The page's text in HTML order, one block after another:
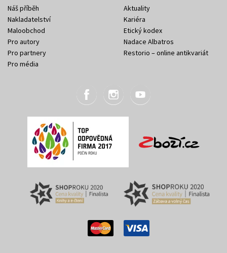
Náš příběh
Nakladatelství
Maloobchod
Pro autory
Pro partnery
Pro média
Aktuality
Kariéra
Etický kodex
Nadace Albatros
Restorio – online antikvariát